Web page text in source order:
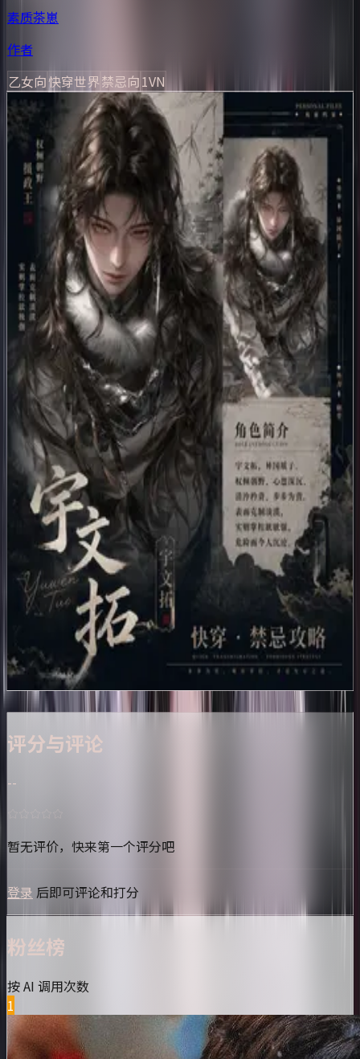
素质茶崽
作者
乙女向快穿世界禁忌向1VN
主要角色
🌸0
顾泽
🌸送花
陆亦
🌸送花
🌸0
霍霆深
🌸送花
江临
🌸送花
🌸0
陆司衡
🌸送花
🌸0
周烬
🌸送花
谢景琰
🌸 送花
🌸0
谢危
🌸送花
宇文拓
送花
评论 动态
评分与评论
--
暂无评价，快来第一个评分吧
登录 后即可评论和打分
粉丝榜
按 AI 调用次数
1